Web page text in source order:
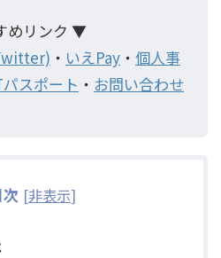
めリンク ▼
・ いえPay ・ 個人事
パスポート ・ お問い合わせ
次 [非表示]